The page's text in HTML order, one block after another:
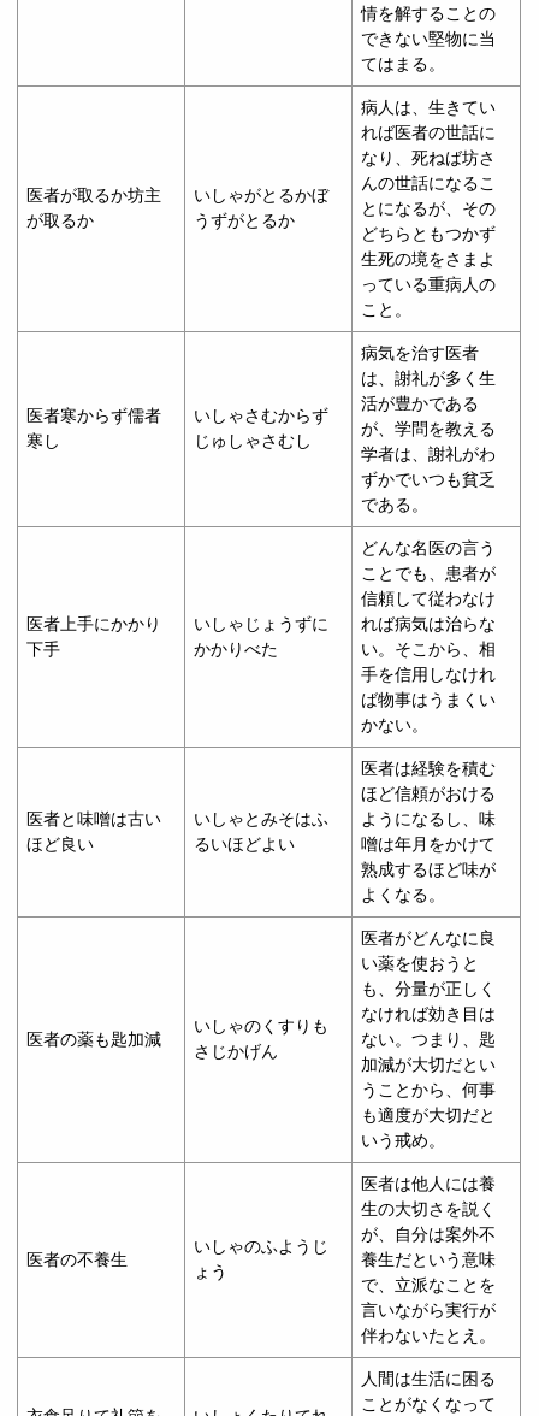
情を解することの
できない堅物に当
てはまる。
医者が取るか坊主
が取るか
いしゃがとるかぼ
うずがとるか
病人は、生きてい
れば医者の世話に
なり、死ねば坊さ
んの世話になるこ
とになるが、その
どちらともつかず
生死の境をさまよ
っている重病人の
こと。
医者寒からず儒者
寒し
いしゃさむからず
じゅしゃさむし
病気を治す医者
は、謝礼が多く生
活が豊かである
が、学問を教える
学者は、謝礼がわ
ずかでいつも貧乏
である。
医者上手にかかり
下手
いしゃじょうずに
かかりべた
どんな名医の言う
ことでも、患者が
信頼して従わなけ
れば病気は治らな
い。そこから、相
手を信用しなけれ
ば物事はうまくい
かない。
医者と味噌は古い
ほど良い
いしゃとみそはふ
るいほどよい
医者は経験を積む
ほど信頼がおける
ようになるし、味
噌は年月をかけて
熟成するほど味が
よくなる。
医者の薬も匙加減
いしゃのくすりも
さじかげん
医者がどんなに良
い薬を使おうと
も、分量が正しく
なければ効き目は
ない。つまり、匙
加減が大切だとい
うことから、何事
も適度が大切だと
いう戒め。
医者の不養生
いしゃのふようじ
ょう
医者は他人には養
生の大切さを説く
が、自分は案外不
養生だという意味
で、立派なことを
言いながら実行が
伴わないたとえ。
人間は生活に困る
ことがなくなって